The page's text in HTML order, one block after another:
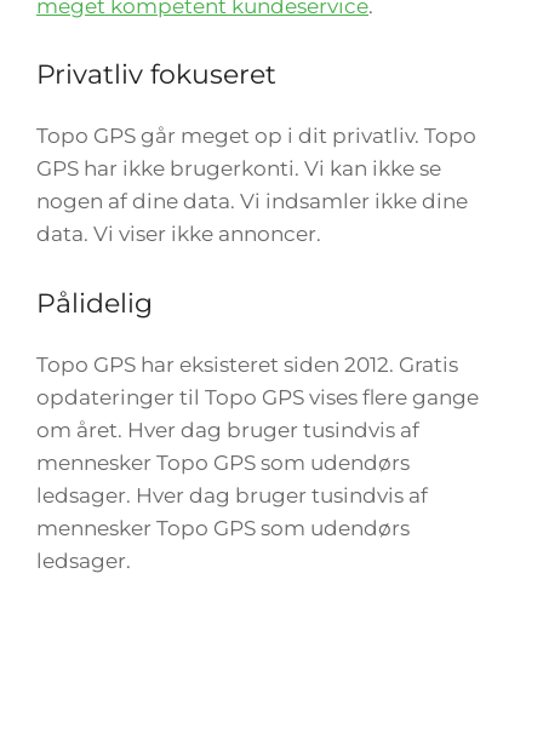
meget kompetent kundeservice.
Privatliv fokuseret
Topo GPS går meget op i dit privatliv. Topo
GPS har ikke brugerkonti. Vi kan ikke se
nogen af dine data. Vi indsamler ikke dine
data. Vi viser ikke annoncer.
Pålidelig
Topo GPS har eksisteret siden 2012. Gratis
opdateringer til Topo GPS vises flere gange
om året. Hver dag bruger tusindvis af
mennesker Topo GPS som udendørs
ledsager. Hver dag bruger tusindvis af
mennesker Topo GPS som udendørs
ledsager.